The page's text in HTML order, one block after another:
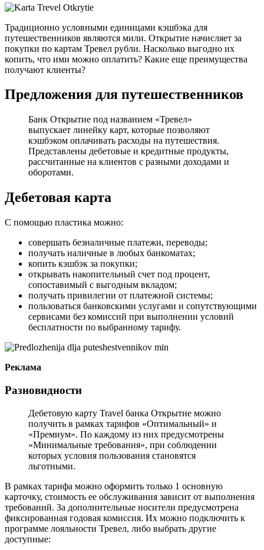
Традиционно условными единицами кэшбэка для
путешественников являются мили. Открытие начисляет за
покупки по картам Тревел рубли. Насколько выгодно их
копить, что ими можно оплатить? Какие еще преимущества
получают клиенты?
Предложения для путешественников
Банк Открытие под названием «Тревел»
выпускает линейку карт, которые позволяют
кэшбэком оплачивать расходы на путешествия.
Представлены дебетовые и кредитные продукты,
рассчитанные на клиентов с разными доходами и
оборотами.
Дебетовая карта
С помощью пластика можно:
совершать безналичные платежи, переводы;
получать наличные в любых банкоматах;
копить кэшбэк за покупки;
открывать накопительный счет под процент,
сопоставимый с выгодным вкладом;
получать привилегии от платежной системы;
пользоваться банковскими услугами и сопутствующими
сервисами без комиссий при выполнении условий
бесплатности по выбранному тарифу.
Реклама
Разновидности
Дебетовую карту Travel банка Открытие можно
получить в рамках тарифов «Оптимальный» и
«Премиум». По каждому из них предусмотрены
«Минимальные требования», при соблюдении
которых условия пользования становятся
льготными.
В рамках тарифа можно оформить только 1 основную
карточку, стоимость ее обслуживания зависит от выполнения
требований. За дополнительные носители предусмотрена
фиксированная годовая комиссия. Их можно подключить к
программе лояльности Тревел, либо выбрать другие
доступные: